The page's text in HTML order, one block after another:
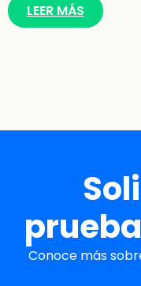
LEER MÁS
Conoce más